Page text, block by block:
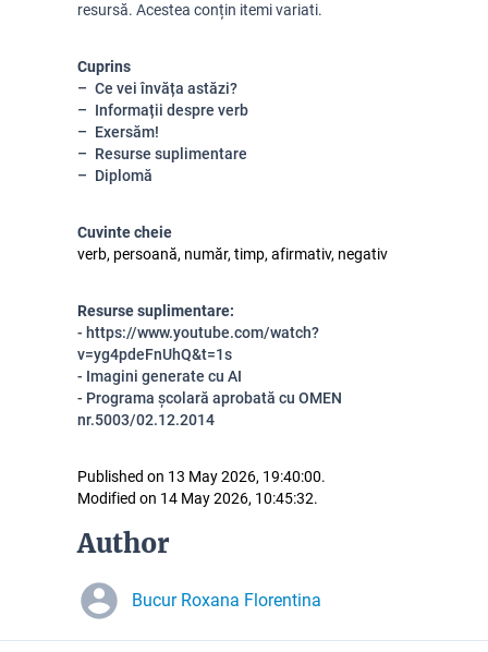
resursă. Acestea conțin itemi variati.
Cuprins
Ce vei învăța astăzi?
Informații despre verb
Exersăm!
Resurse suplimentare
Diplomă
Cuvinte cheie
verb, persoană, număr, timp, afirmativ, negativ
Resurse suplimentare:
- https://www.youtube.com/watch?
v=yg4pdeFnUhQ&t=1s
- Imagini generate cu AI
- Programa școlară aprobată cu OMEN
nr.5003/02.12.2014
Published on 13 May 2026, 19:40:00.
Modified on 14 May 2026, 10:45:32.
Author
Bucur Roxana Florentina